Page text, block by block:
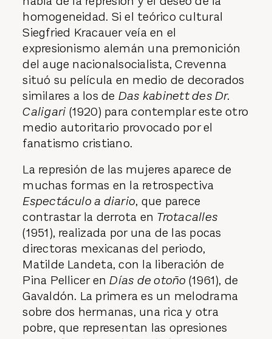
homogeneidad. Si el teórico cultural
Siegfried Kracauer veía en el
expresionismo alemán una premonición
del auge nacionalsocialista, Crevenna
situó su película en medio de decorados
similares a los de Das kabinett des Dr.
Caligari (1920) para contemplar este otro
medio autoritario provocado por el
fanatismo cristiano.
La represión de las mujeres aparece de
muchas formas en la retrospectiva
Espectáculo a diario, que parece
contrastar la derrota en Trotacalles
(1951), realizada por una de las pocas
directoras mexicanas del periodo,
Matilde Landeta, con la liberación de
Pina Pellicer enDías de otoño (1961), de
Gavaldón. La primera es un melodrama
sobre dos hermanas, una rica y otra
pobre, que representan las opresiones